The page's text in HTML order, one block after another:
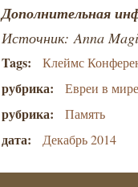
Дополнительная
Источник:Anna
Tags: Клеймс
рубрика: Евреи в
рубрика: Память
дата: Декабрь 2014